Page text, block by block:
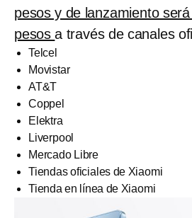
pesos y de lanzamiento
pesosa través de canales
Telcel
Movistar
AT&T
Coppel
Elektra
Liverpool
Mercado Libre
Tiendas oficiales de Xiaomi
Tienda en línea de Xiaomi